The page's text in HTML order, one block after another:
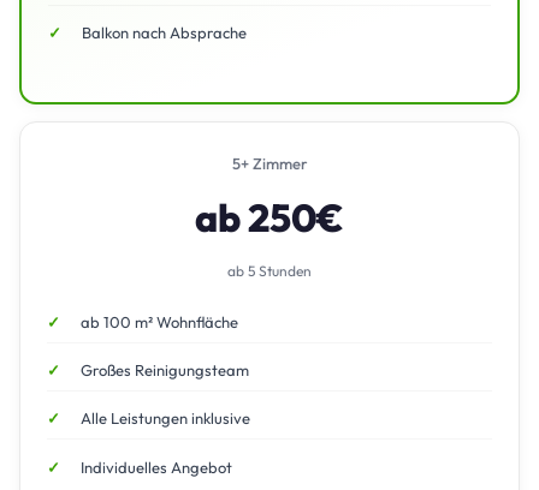
Balkon nach Absprache
5+ Zimmer
ab 250€
ab 5 Stunden
ab 100 m² Wohnfläche
Großes Reinigungsteam
Alle Leistungen inklusive
Individuelles Angebot